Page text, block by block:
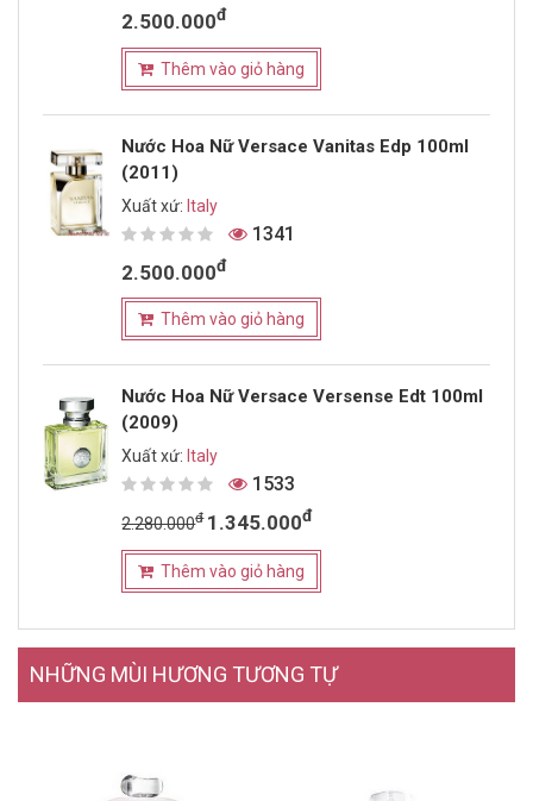
2.500.000đ
Thêm vào giỏ hàng
Nước Hoa Nữ Versace Vanitas Edp 100ml
(2011)
Xuất xứ: Italy
1341
2.500.000đ
Thêm vào giỏ hàng
Nước Hoa Nữ Versace Versense Edt 100ml
(2009)
Xuất xứ: Italy
1533
2.280.000đ 1.345.000đ
Thêm vào giỏ hàng
NHỮNG MÙI HƯƠNG TƯƠNG TỰ